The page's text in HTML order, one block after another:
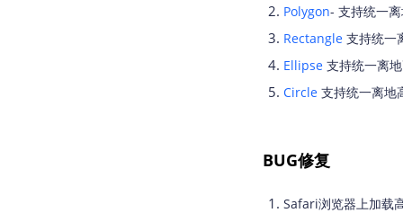
Polygon- 支持统一
Rectangle支持统一
Ellipse支持统一离
Circle支持统一离地
BUG修复
Safari浏览器上加载